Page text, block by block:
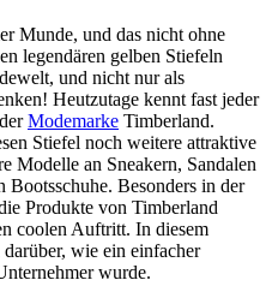
Munde, und das nicht ohne
legendären gelben Stiefeln
und nicht nur als
Heutzutage kennt fast jeder
Modemarke Timberland.
Stiefel noch weitere attraktive
Modelle an Sneakern, Sandalen
Besonders in der
Produkte von Timberland
coolen Auftritt. In diesem
wie ein einfacher
wurde.